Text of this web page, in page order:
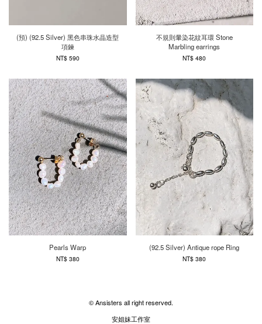
(預) (92.5 Silver) 黑色串珠水晶造型
項鍊
NT$ 590
不規則暈染花紋耳環 Stone
Marbling earrings
NT$ 480
Pearls Warp
NT$ 380
(92.5 Silver) Antique rope Ring
NT$ 380
© Ansisters all right reserved.
安姐妹工作室